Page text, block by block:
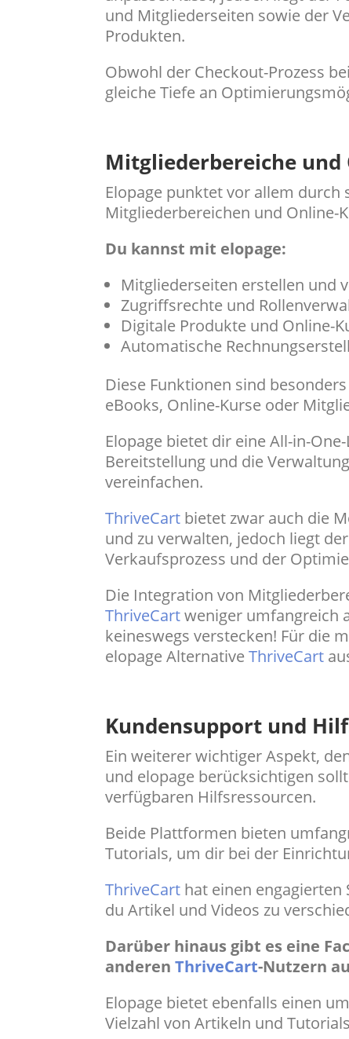
und Mitgliederseiten sowie der
Produkten.
Obwohl der Checkout-Prozess
gleiche Tiefe an
Mitgliederbereiche
Elopage punktet vor allem durch
Mitgliederbereichen und Online-
Du kannst mit elopage:
Mitgliederseiten erstellen und
Zugriffsrechte und
Digitale Produkte und Online-
Automatische
Diese Funktionen sind
eBooks, Online-Kurse oder
Elopage bietet dir eine All-in-
Bereitstellung und die
vereinfachen.
ThriveCart bietet zwar auch die
und zu verwalten, jedoch liegt
Verkaufsprozess und der
Die Integration von
ThriveCartweniger umfangreich
keineswegs verstecken! Für die
elopage AlternativeThriveCart
Kundensupport und
Ein weiterer wichtiger Aspekt,
und elopage berücksichtigen
verfügbaren Hilfsressourcen.
Beide Plattformen bieten
Tutorials, um dir bei der
ThriveCart hat einen
du Artikel und Videos zu
Darüber hinaus gibt es eine
anderenThriveCart-Nutzern
Elopage bietet ebenfalls einen
Vielzahl von Artikeln und